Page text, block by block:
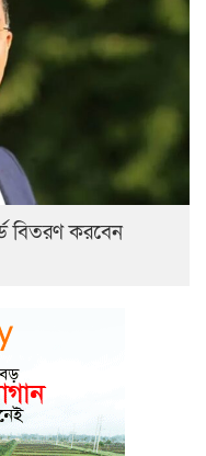
বিতরণ করবেন